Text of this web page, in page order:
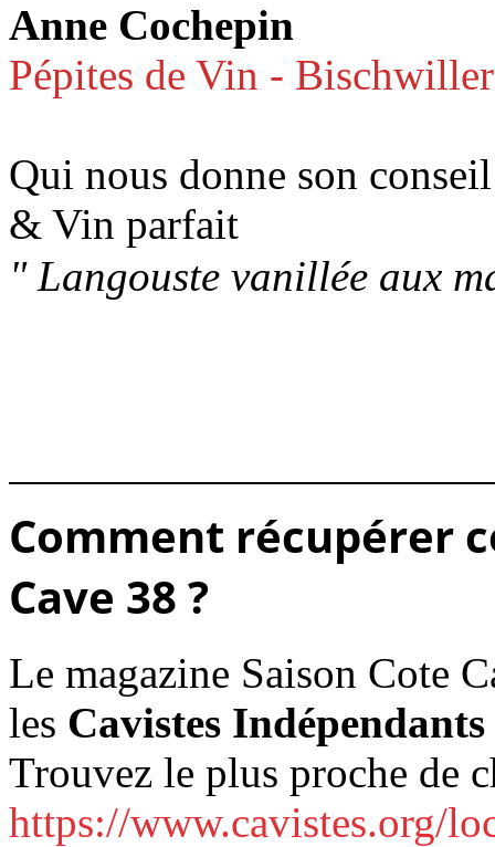
Anne Cochepin
Pépites de Vin -
Qui nous donne son
& Vin parfait
" Langouste vanillée aux
Comment récupérer
Cave 38 ?
Le magazine Saison Cote
les Cavistes
Trouvez le plus proche de
https://www.cavistes.org/